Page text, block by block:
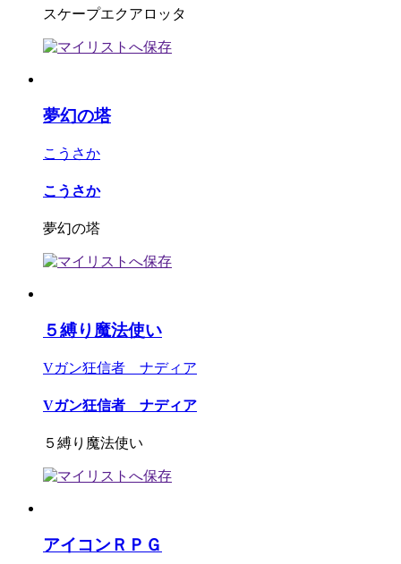
スケープエクアロッタ
夢幻の塔
こうさか
こうさか
夢幻の塔
５縛り魔法使い
Vガン狂信者 ナディア
Vガン狂信者 ナディア
５縛り魔法使い
アイコンＲＰＧ